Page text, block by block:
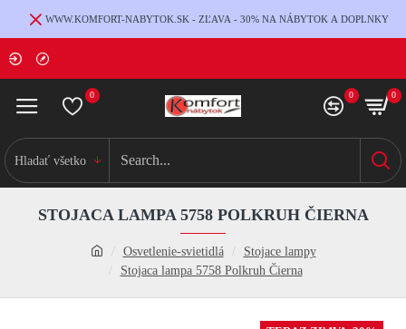
WWW.KOMFORT-NABYTOK.SK - ZĽAVA - 30% NA NÁBYTOK A DOPLNKY
0 0 0
Hladať všetko
Osvetlenie-svietidlá
Stojace lampy
Stojaca lampa 5758 Polkruh Čierna
STOJACA LAMPA 5758 POLKRUH ČIERNA